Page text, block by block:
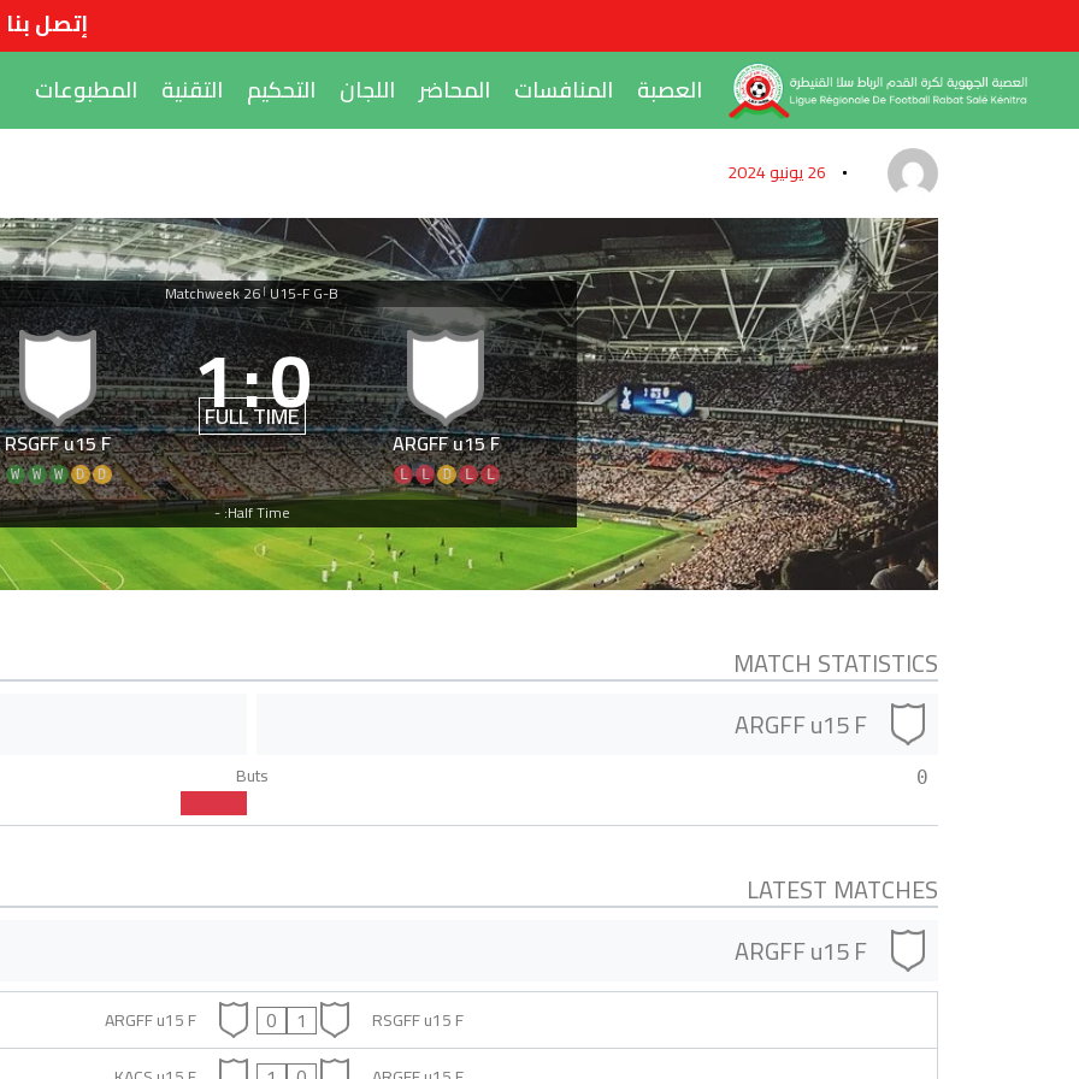
إتصل بنا
العصبة
المنافسات المحاضر اللجان التحكيم التقنية المطبوعات
26 يونيو 2024
U15-F G-B
|
Matchweek 26
ARGFF u15 F
L
L
D
L
L
0
:
1
FULL TIME
RSGFF u15 F
D
D
W
W
W
Half Time: -
MATCH STATISTICS
ARGFF u15 F
0
Buts
LATEST MATCHES
ARGFF u15 F
ARGFF u15 F 0 1
RSGFF u15 F